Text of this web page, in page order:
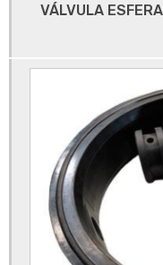
Fabricante de válvulas
Fabricantes de tubos de
Fornecedor de protetor
Fornecedor de protetor
paulo
Fornecedor de vedação
VÁLVULA